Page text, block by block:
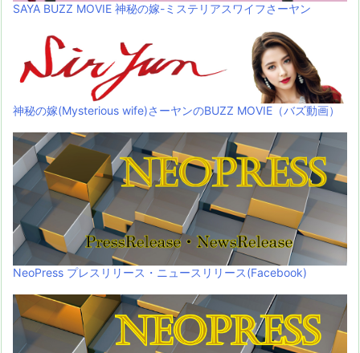
SAYA BUZZ MOVIE 神秘の嫁-ミステリアスワイフさーヤン
神秘の嫁(Mysterious wife)さーヤンのBUZZ MOVIE（バズ動画）
NeoPress プレスリリース・ニュースリリース(Facebook)